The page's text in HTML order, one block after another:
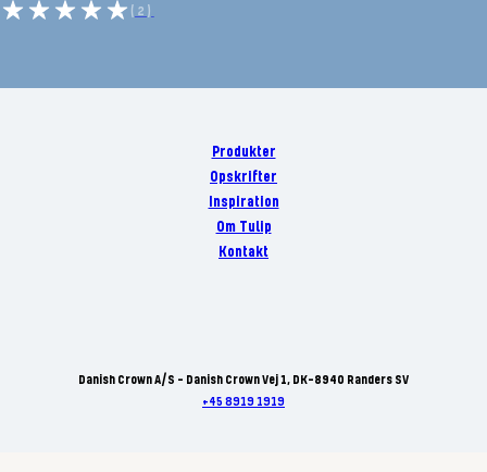
(2)
Produkter
Opskrifter
Inspiration
Om Tulip
Kontakt
Danish Crown A/S - Danish Crown Vej 1, DK-8940 Randers SV
+45 8919 1919